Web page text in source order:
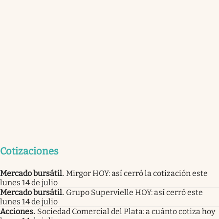
Cotizaciones
Mercado bursátil. Mirgor HOY: así cerró la cotización este
lunes 14 de julio
Mercado bursátil. Grupo Supervielle HOY: así cerró este
lunes 14 de julio
Acciones. Sociedad Comercial del Plata: a cuánto cotiza hoy